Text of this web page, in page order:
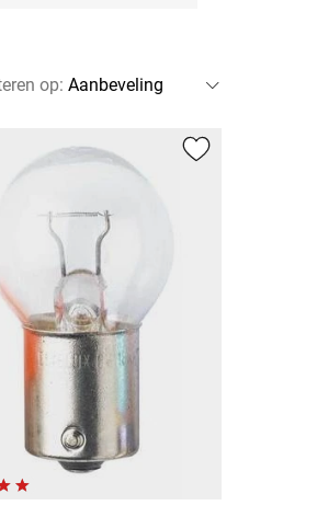
op: